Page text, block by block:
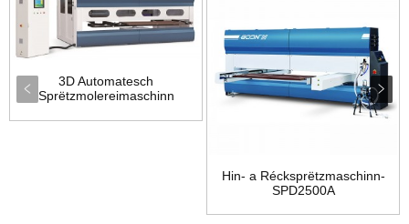
3D Automatesch
Sprëtzmolereimaschinn
Hin- a Récksprëtzmaschinn-
SPD2500A